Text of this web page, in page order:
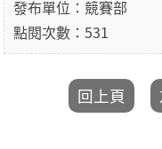
發布單位：競賽部
點閱次數：531